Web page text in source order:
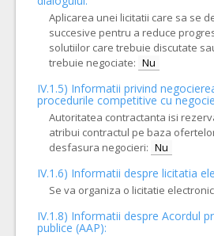
Aplicarea unei licitatii care sa se
succesive pentru a reduce
solutiilor care trebuie discutate
trebuie negociate: Nu
IV.1.5) Informatii privind
procedurile competitive cu
Autoritatea contractanta isi
atribui contractul pe baza
desfasura negocieri: Nu
IV.1.6) Informatii despre licitatia
Se va organiza o licitatie
IV.1.8) Informatii despre Acordul
publice (AAP):